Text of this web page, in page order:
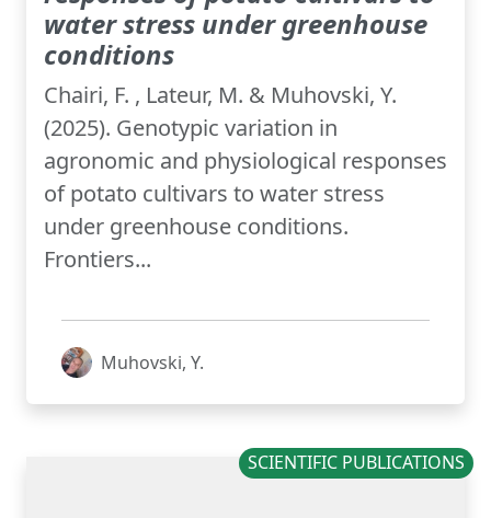
water stress under greenhouse
conditions
Chairi, F. , Lateur, M. & Muhovski, Y.
(2025). Genotypic variation in
agronomic and physiological responses
of potato cultivars to water stress
under greenhouse conditions.
Frontiers...
Muhovski, Y.
SCIENTIFIC PUBLICATIONS